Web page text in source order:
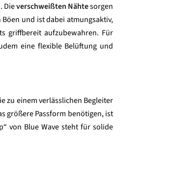
Dieverschweißten Nähtesorgen
und ist dabei atmungsaktiv,
griffbereit aufzubewahren. Für
eine flexible Belüftung und
zu einem verlässlichen Begleiter
größere Passform benötigen, ist
von Blue Wave steht für solide